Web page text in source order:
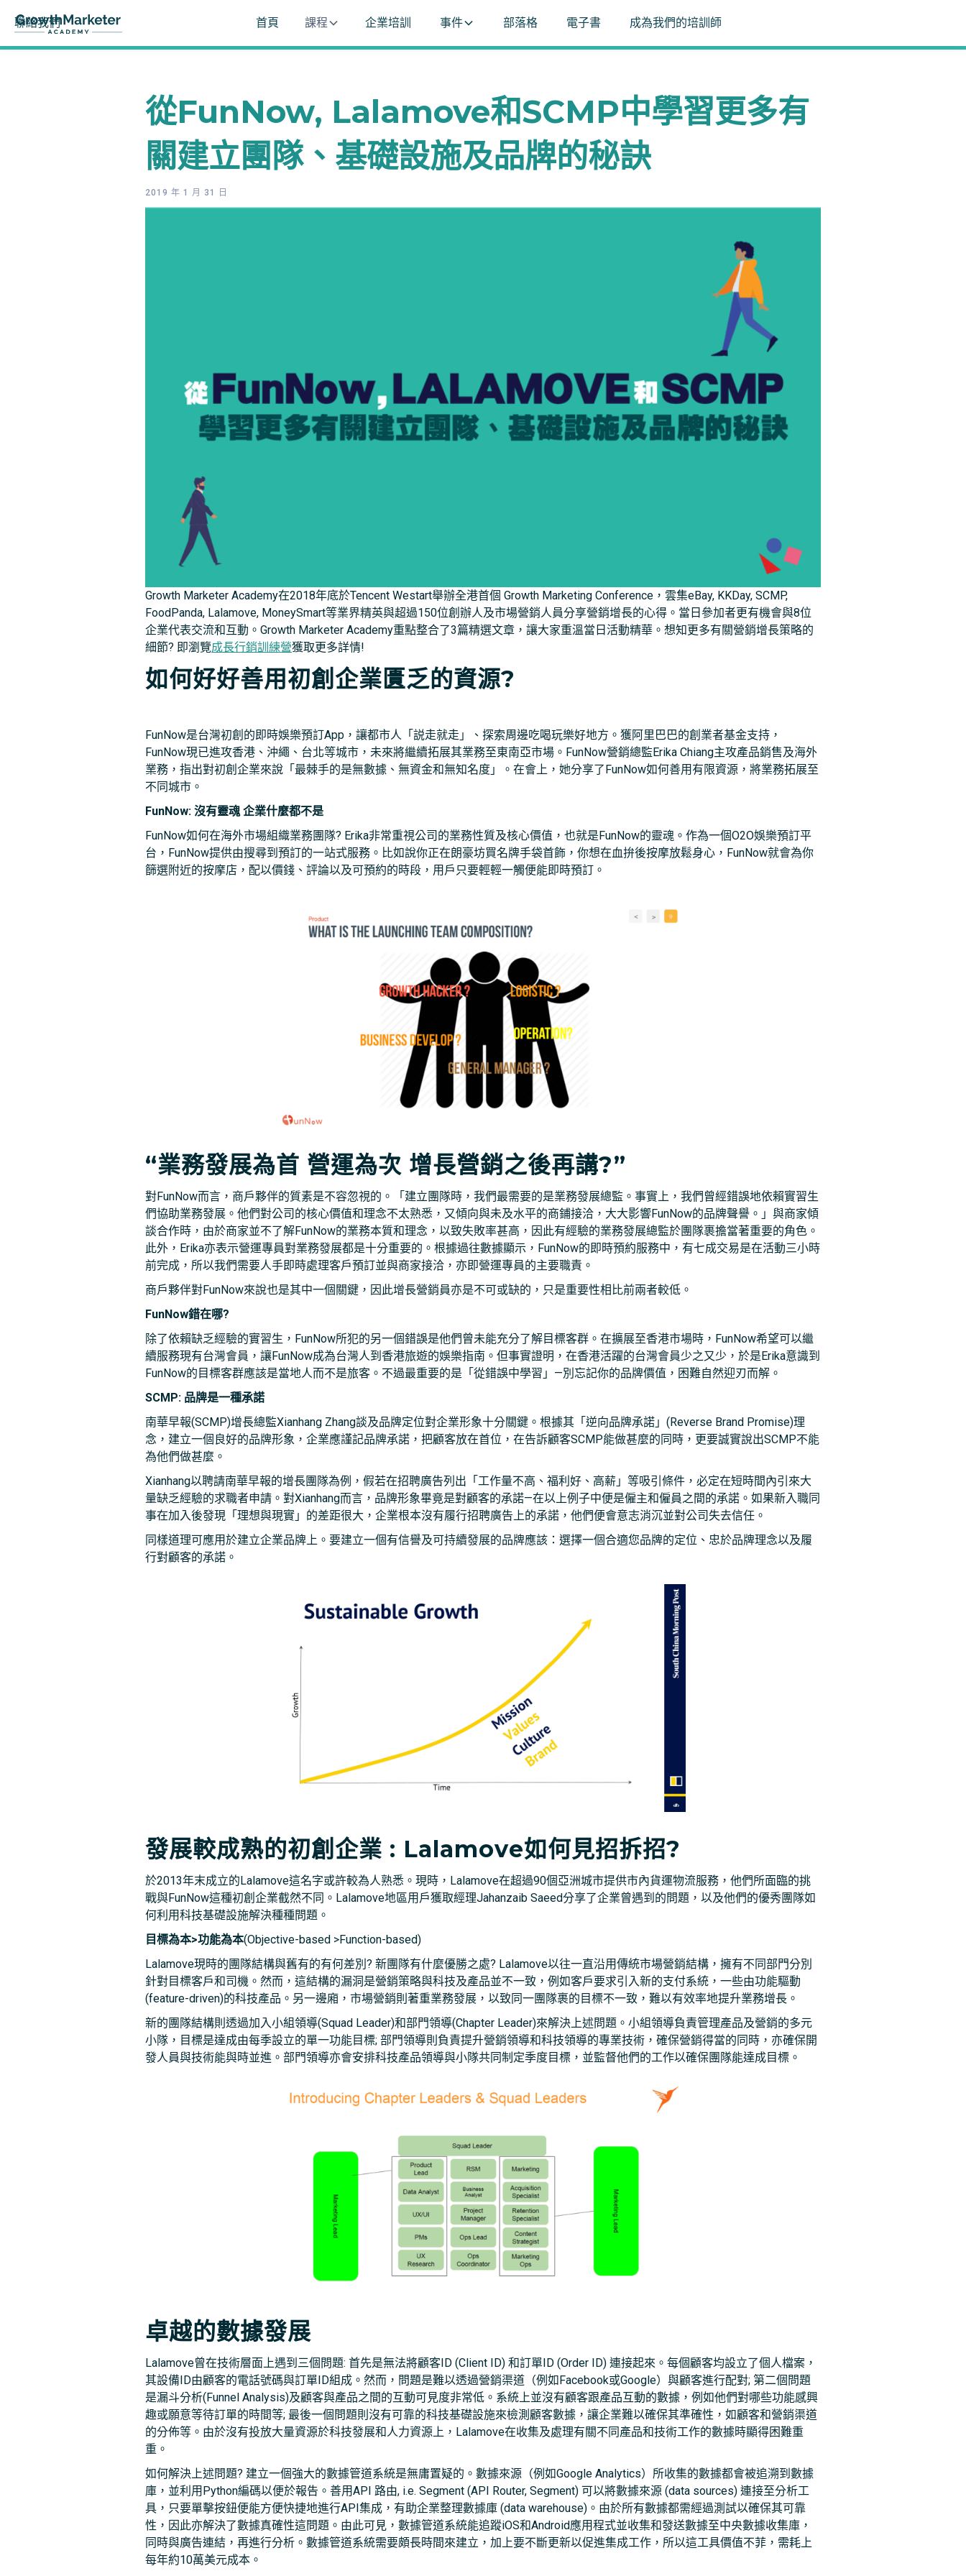
首頁 課程 企業培訓 事件 部落格 電子書 成為我們的培訓師
聯絡我們
從FunNow, Lalamove和SCMP中學習更多有
關建立團隊、基礎設施及品牌的秘訣
2019 年 1 月 31 日
Growth Marketer Academy在2018年底於Tencent Westart舉辦全港首個 Growth Marketing Conference，雲集eBay, KKDay, SCMP,
FoodPanda, Lalamove, MoneySmart等業界精英與超過150位創辦人及市場營銷人員分享營銷增長的心得。當日參加者更有機會與8位
企業代表交流和互動。Growth Marketer Academy重點整合了3篇精選文章，讓大家重溫當日活動精華。想知更多有關營銷增長策略的
細節? 即瀏覽成長行銷訓練營獲取更多詳情!
如何好好善用初創企業匱乏的資源?
FunNow是台灣初創的即時娛樂預訂App，讓都市人「説走就走」、探索周邊吃喝玩樂好地方。獲阿里巴巴的創業者基金支持，
FunNow現已進攻香港、沖繩、台北等城市，未來將繼續拓展其業務至東南亞市場。FunNow營銷總監Erika Chiang主攻產品銷售及海外
業務，指出對初創企業來說「最棘手的是無數據、無資金和無知名度」。在會上，她分享了FunNow如何善用有限資源，將業務拓展至
不同城市。
FunNow: 沒有靈魂 企業什麼都不是
FunNow如何在海外市場組織業務團隊? Erika非常重視公司的業務性質及核心價值，也就是FunNow的靈魂。作為一個O2O娛樂預訂平
台，FunNow提供由搜尋到預訂的一站式服務。比如說你正在朗豪坊買名牌手袋首飾，你想在血拚後按摩放鬆身心，FunNow就會為你
篩選附近的按摩店，配以價錢、評論以及可預約的時段，用戶只要輕輕一觸便能即時預訂。
“業務發展為首 營運為次 增長營銷之後再講?”
對FunNow而言，商戶夥伴的質素是不容忽視的。「建立團隊時，我們最需要的是業務發展總監。事實上，我們曾經錯誤地依賴實習生
們協助業務發展。他們對公司的核心價值和理念不太熟悉，又傾向與未及水平的商鋪接洽，大大影響FunNow的品牌聲譽。」與商家傾
談合作時，由於商家並不了解FunNow的業務本質和理念，以致失敗率甚高，因此有經驗的業務發展總監於團隊裹擔當著重要的角色。
此外，Erika亦表示營運專員對業務發展都是十分重要的。根據過往數據顯示，FunNow的即時預約服務中，有七成交易是在活動三小時
前完成，所以我們需要人手即時處理客戶預訂並與商家接洽，亦即營運專員的主要職責。
商戶夥伴對FunNow來說也是其中一個關鍵，因此增長營銷員亦是不可或缺的，只是重要性相比前兩者較低。
FunNow錯在哪?
除了依賴缺乏經驗的實習生，FunNow所犯的另一個錯誤是他們曾未能充分了解目標客群。在擴展至香港市場時，FunNow希望可以繼
續服務現有台灣會員，讓FunNow成為台灣人到香港旅遊的娛樂指南。但事實證明，在香港活躍的台灣會員少之又少，於是Erika意識到
FunNow的目標客群應該是當地人而不是旅客。不過最重要的是「從錯誤中學習」—別忘記你的品牌價值，困難自然迎刃而解。
SCMP: 品牌是一種承諾
南華早報(SCMP)增長總監Xianhang Zhang談及品牌定位對企業形象十分關鍵。根據其「逆向品牌承諾」(Reverse Brand Promise)理
念，建立一個良好的品牌形象，企業應謹記品牌承諾，把顧客放在首位，在告訴顧客SCMP能做甚麼的同時，更要誠實說出SCMP不能
為他們做甚麼。
Xianhang以聘請南華早報的增長團隊為例，假若在招聘廣告列出「工作量不高、福利好、高薪」等吸引條件，必定在短時間內引來大
量缺乏經驗的求職者申請。對Xianhang而言，品牌形象畢竟是對顧客的承諾—在以上例子中便是僱主和僱員之間的承諾。如果新入職同
事在加入後發現「理想與現實」的差距很大，企業根本沒有履行招聘廣告上的承諾，他們便會意志消沉並對公司失去信任。
同樣道理可應用於建立企業品牌上。要建立一個有信譽及可持續發展的品牌應該：選擇一個合適您品牌的定位、忠於品牌理念以及履
行對顧客的承諾。
發展較成熟的初創企業 : Lalamove如何見招拆招?
於2013年末成立的Lalamove這名字或許較為人熟悉。現時，Lalamove在超過90個亞洲城市提供市內貨運物流服務，他們所面臨的挑
戰與FunNow這種初創企業截然不同。Lalamove地區用戶獲取經理Jahanzaib Saeed分享了企業曾遇到的問題，以及他們的優秀團隊如
何利用科技基礎設施解決種種問題。
目標為本>功能為本(Objective-based >Function-based)
Lalamove現時的團隊結構與舊有的有何差別? 新團隊有什麼優勝之處? Lalamove以往一直沿用傳統市場營銷結構，擁有不同部門分別
針對目標客戶和司機。然而，這結構的漏洞是營銷策略與科技及產品並不一致，例如客戶要求引入新的支付系統，一些由功能驅動
(feature-driven)的科技產品。另一邊廂，市場營銷則著重業務發展，以致同一團隊裹的目標不一致，難以有效率地提升業務增長。
新的團隊結構則透過加入小組領導(Squad Leader)和部門領導(Chapter Leader)來解決上述問題。小組領導負責管理產品及營銷的多元
小隊，目標是達成由每季設立的單一功能目標; 部門領導則負責提升營銷領導和科技領導的專業技術，確保營銷得當的同時，亦確保開
發人員與技術能與時並進。部門領導亦會安排科技產品領導與小隊共同制定季度目標，並監督他們的工作以確保團隊能達成目標。
卓越的數據發展
Lalamove曾在技術層面上遇到三個問題: 首先是無法將顧客ID (Client ID) 和訂單ID (Order ID) 連接起來。每個顧客均設立了個人檔案，
其設備ID由顧客的電話號碼與訂單ID組成。然而，問題是難以透過營銷渠道（例如Facebook或Google）與顧客進行配對; 第二個問題
是漏斗分析(Funnel Analysis)及顧客與產品之間的互動可見度非常低。系統上並沒有顧客跟產品互動的數據，例如他們對哪些功能感興
趣或願意等待訂單的時間等; 最後一個問題則沒有可靠的科技基礎設施來檢測顧客數據，讓企業難以確保其準確性，如顧客和營銷渠道
的分佈等。由於沒有投放大量資源於科技發展和人力資源上，Lalamove在收集及處理有關不同產品和技術工作的數據時顯得困難重
重。
如何解決上述問題? 建立一個強大的數據管道系統是無庸置疑的。數據來源（例如Google Analytics）所收集的數據都會被追溯到數據
庫，並利用Python編碼以便於報告。善用API 路由, i.e. Segment (API Router, Segment) 可以將數據來源 (data sources) 連接至分析工
具，只要單擊按鈕便能方便快捷地進行API集成，有助企業整理數據庫 (data warehouse)。由於所有數據都需經過測試以確保其可靠
性，因此亦解決了數據真確性這問題。由此可見，數據管道系統能追蹤iOS和Android應用程式並收集和發送數據至中央數據收集庫，
同時與廣告連結，再進行分析。數據管道系統需要頗長時間來建立，加上要不斷更新以促進集成工作，所以這工具價值不菲，需耗上
每年約10萬美元成本。